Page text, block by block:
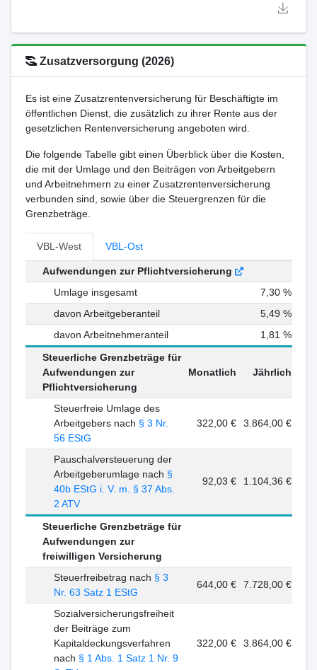
Zusatzversorgung (2026)
Es ist eine Zusatzrentenversicherung für Beschäftigte im
öffentlichen Dienst, die zusätzlich zu ihrer Rente aus der
gesetzlichen Rentenversicherung angeboten wird.
Die folgende Tabelle gibt einen Überblick über die Kosten,
die mit der Umlage und den Beiträgen von Arbeitgebern
und Arbeitnehmern zu einer Zusatzrentenversicherung
verbunden sind, sowie über die Steuergrenzen für die
Grenzbeträge.
VBL-West VBL-Ost
Aufwendungen zur Pflichtversicherung
Umlage insgesamt
7,30 %
davon Arbeitgeberanteil
5,49 %
davon Arbeitnehmeranteil
1,81 %
Steuerliche Grenzbeträge für
Aufwendungen zur
Pflichtversicherung
Monatlich Jährlich
Steuerfreie Umlage des
Arbeitgebers nach § 3 Nr.
56 EStG
322,00 € 3.864,00 €
Pauschalversteuerung der
Arbeitgeberumlage nach §
40b EStG i. V. m. § 37 Abs.
2 ATV
92,03 € 1.104,36 €
Steuerliche Grenzbeträge für
Aufwendungen zur
freiwilligen Versicherung
Steuerfreibetrag nach § 3
Nr. 63 Satz 1 EStG
644,00 € 7.728,00 €
Sozialversicherungsfreiheit
der Beiträge zum
Kapitaldeckungsverfahren
nach § 1 Abs. 1 Satz 1 Nr. 9
322,00 € 3.864,00 €